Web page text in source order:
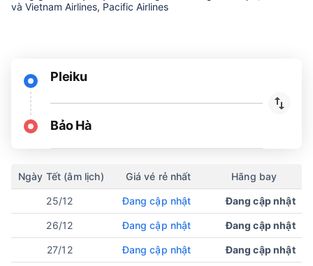
và Vietnam Airlines, Pacific Airlines
Pleiku
Bảo Hà
Ngày Tết (âm lịch) Giá vé rẻ nhất Hãng bay
25/12 Đang cập nhật Đang cập nhật
26/12 Đang cập nhật Đang cập nhật
27/12 Đang cập nhật Đang cập nhật